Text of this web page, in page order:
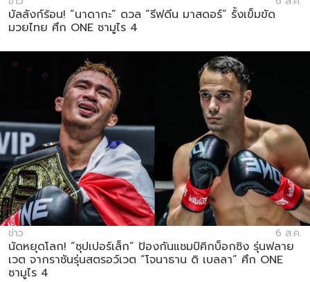
บัลลังก์ร้อน! “นาดากะ” ดวล “รีฟดีน มาสดอร์” รั้งเข็มขัด
มวยไทย ศึก ONE ซามูไร 4
ข่าว 6 ส.ค.
นัดหยุดโลก! “ซุปเปอร์เล็ก” ป้องกันแชมป์คิกบ็อกซิง รุ่นฟลาย
เวต จากราชันรุ่นสตรอว์เวต “โจนาธาน ดิ เบลลา” ศึก ONE
ซามูไร 4
รวบรวม ใช้งาน และเปิดเผยข้อมูลของท่านภายใต้
นโยบายความเป็นส่วนตัวของเรา ท่านสามารถ
ยกเลิกการสมัครรับข่าวสารได้ตลอดเวลา